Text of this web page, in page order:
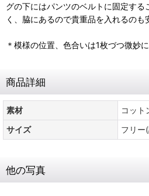
グの下にはパンツのベルトに固定す
く、脇にあるので貴重品を入れるのも
＊模様の位置、色合いは1枚づつ微妙
商品詳細
素材
コット
サイズ
フリー
他の写真